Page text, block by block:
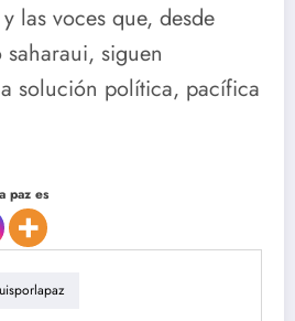
las voces que, desde
siguen
solución política, pacífica
paz es